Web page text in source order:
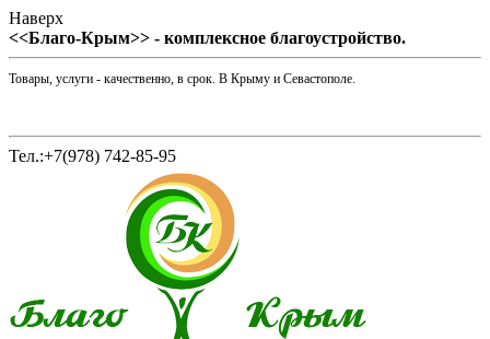
Наверх
<<Благо-Крым>> - комплексное благоустройство.
Товары, услуги - качественно, в срок. В Крыму и Севастополе.
Тел.:+7(978) 742-85-95